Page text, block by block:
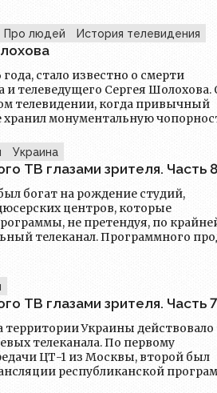
Про людей История телевидения
стало известно о смерти
и телеведущего Сергея Шолохова.
телевидении, когда привычный
монументальную
голосом новой эпохи — он стал ее
Украина
ТВ глазами зрителя. Часть 8
богат на рождение студий,
центров, которые
не претендуя, по
телеканал. Программного
каналы, начали понемногу
ТВ глазами зрителя. Часть 7
территории Украины действовало
телеканала. По первому
ЦТ-1 из Москвы, второй был
республиканской